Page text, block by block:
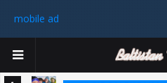
mobile ad